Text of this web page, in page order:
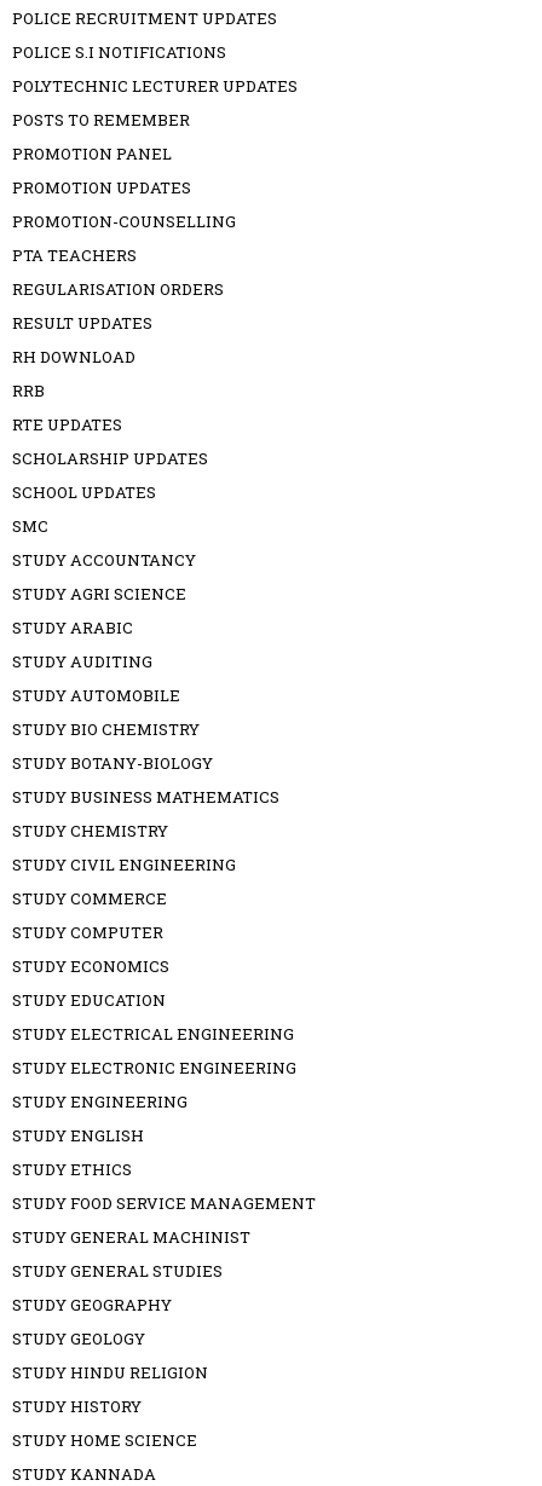
POLICE RECRUITMENT UPDATES
POLICE S.I NOTIFICATIONS
POLYTECHNIC LECTURER UPDATES
POSTS TO REMEMBER
PROMOTION PANEL
PROMOTION UPDATES
PROMOTION-COUNSELLING
PTA TEACHERS
REGULARISATION ORDERS
RESULT UPDATES
RH DOWNLOAD
RRB
RTE UPDATES
SCHOLARSHIP UPDATES
SCHOOL UPDATES
SMC
STUDY ACCOUNTANCY
STUDY AGRI SCIENCE
STUDY ARABIC
STUDY AUDITING
STUDY AUTOMOBILE
STUDY BIO CHEMISTRY
STUDY BOTANY-BIOLOGY
STUDY BUSINESS MATHEMATICS
STUDY CHEMISTRY
STUDY CIVIL ENGINEERING
STUDY COMMERCE
STUDY COMPUTER
STUDY ECONOMICS
STUDY EDUCATION
STUDY ELECTRICAL ENGINEERING
STUDY ELECTRONIC ENGINEERING
STUDY ENGINEERING
STUDY ENGLISH
STUDY ETHICS
STUDY FOOD SERVICE MANAGEMENT
STUDY GENERAL MACHINIST
STUDY GENERAL STUDIES
STUDY GEOGRAPHY
STUDY GEOLOGY
STUDY HINDU RELIGION
STUDY HISTORY
STUDY HOME SCIENCE
STUDY KANNADA